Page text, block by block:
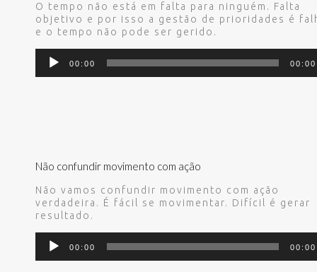
O tempo não está em falta para ninguém. Falta
objetivo e por isso a gestão de prioridades é
e o tempo não pode ser gerido.
Tocador
00:00 00:00
Não confundir movimento com ação
Não vamos confundir movimento com ação
verdadeira. É fácil se movimentar. Difícil é gerar
resultado.
Tocador
00:00 00:00